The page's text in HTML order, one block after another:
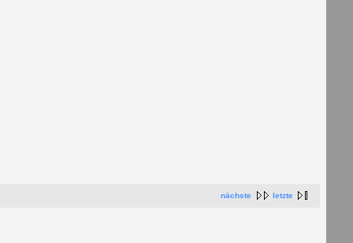
nächste letzte